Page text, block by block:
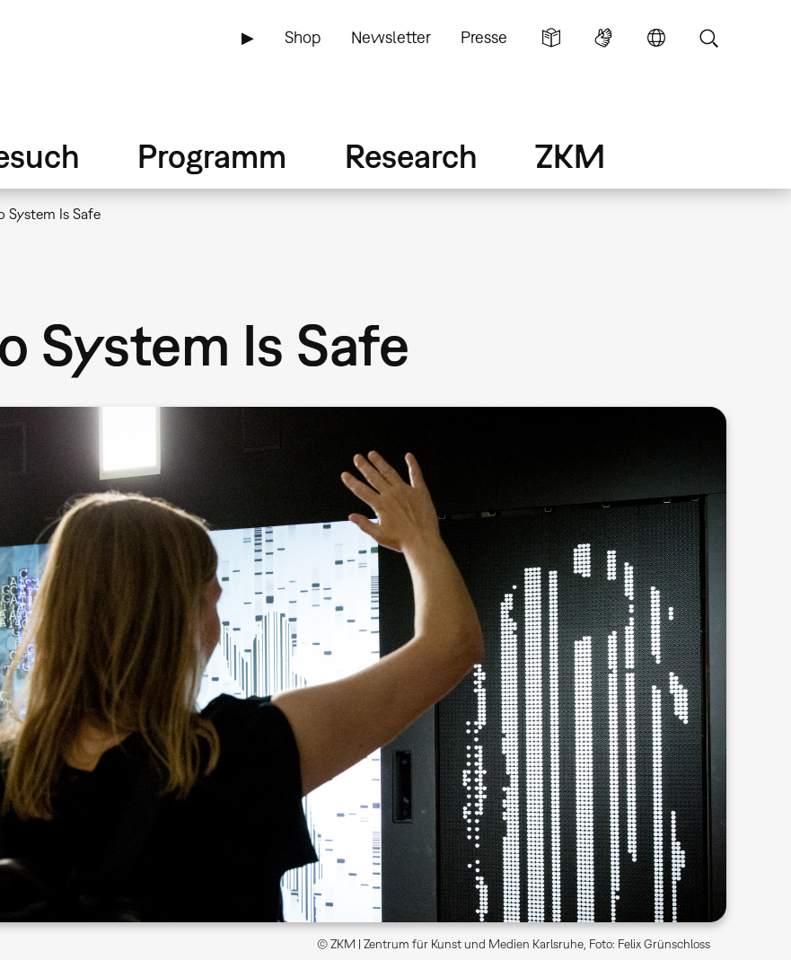
▶ Shop Newsletter Presse
Programm Research ZKM
System Is Safe
System Is Safe
© ZKM | Zentrum für Kunst und Medien Karlsruhe, Foto: Felix Grünschloss